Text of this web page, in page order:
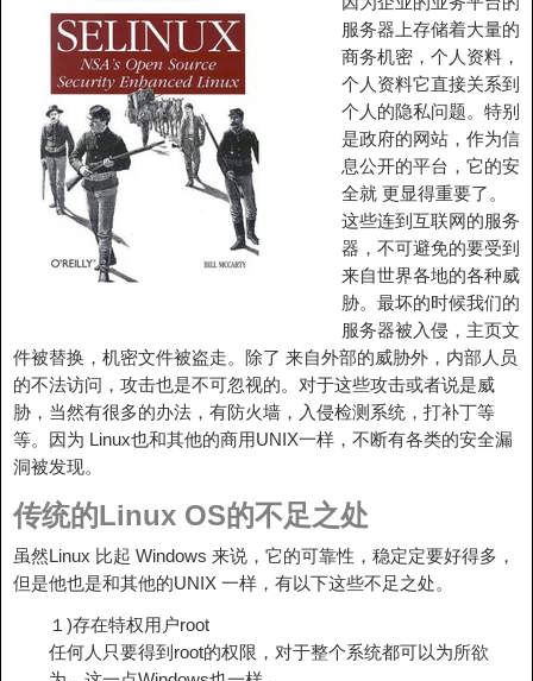
服务器上存储着大量的
商务机密，个人资料，
个人资料它直接关系到
个人的隐私问题。特别
是政府的网站，作为信
息公开的平台，它的安
全就 更显得重要了。
这些连到互联网的服务
器，不可避免的要受到
来自世界各地的各种威
胁。最坏的时候我们的
服务器被入侵，主页文
件被替换，机密文件被盗走。除了 来自外部的威胁外，内部人员
的不法访问，攻击也是不可忽视的。对于这些攻击或者说是威
胁，当然有很多的办法，有防火墙，入侵检测系统，打补丁等
等。因为 Linux也和其他的商用UNIX一样，不断有各类的安全漏
洞被发现。
传统的Linux OS的不足之处
虽然Linux 比起 Windows 来说，它的可靠性，稳定定要好得多，
但是他也是和其他的UNIX 一样，有以下这些不足之处。
１)存在特权用户root
任何人只要得到root的权限，对于整个系统都可以为所欲